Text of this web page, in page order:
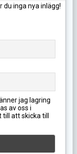
du inga nya inlägg!
jag lagring
av oss i
att skicka till